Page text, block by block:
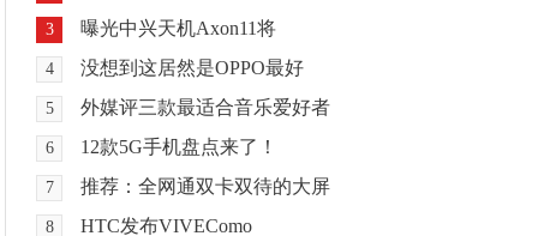
3 曝光中兴天机Axon11将
4 没想到这居然是OPPO最好
5 外媒评三款最适合音乐爱好者
6 12款5G手机盘点来了！
7 推荐：全网通双卡双待的大屏
8 HTC发布VIVEComo